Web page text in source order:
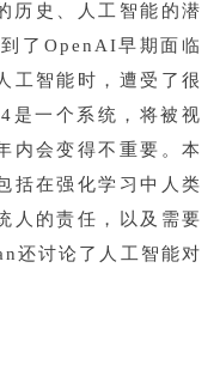
历史、人工智能的潜
了OpenAI早期面临
工智能时，遭受了很
是一个系统，将被视
内会变得不重要。本
括在强化学习中人类
人的责任，以及需要
还讨论了人工智能对